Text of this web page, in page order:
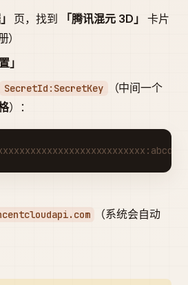
页，找到 「腾讯混元 3D」
卡片
）
」
SecretId:SecretKey
（中间一个
）：
（系统会自动